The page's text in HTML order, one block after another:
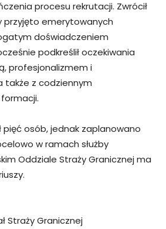
procesu rekrutacji. Zwrócił
przyjęto emerytowanych
doświadczeniem
podkreślił oczekiwania
profesjonalizmem i
także z codziennym
pięć osób, jednak zaplanowano
w ramach służby
Oddziale Straży Granicznej ma
Straży Granicznej